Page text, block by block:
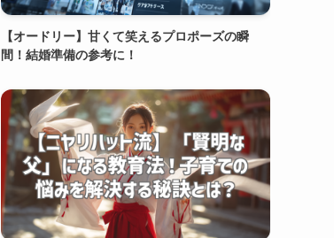
【オードリー】甘くて笑えるプロポーズの瞬
間！結婚準備の参考に！